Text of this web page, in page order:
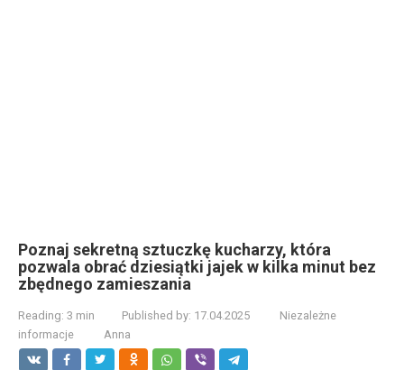
Poznaj sekretną sztuczkę kucharzy, która
pozwala obrać dziesiątki jajek w kilka minut bez
zbędnego zamieszania
Reading: 3 min Published by: 17.04.2025
Niezależne
informacje
Anna